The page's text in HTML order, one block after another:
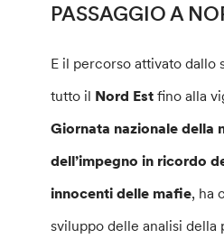
PASSAGGIO A
E il percorso attivato dallo
tutto il Nord Estfino alla
Giornata nazionale della
dell’impegno in ricordo
innocenti delle mafie, ha
sviluppo delle analisi della